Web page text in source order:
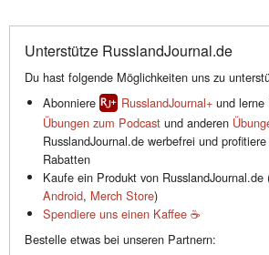
Unterstütze RusslandJournal.de
Du hast folgende Möglichkeiten uns zu
Abonniere
RusslandJournal+ und lerne
Übungen zum Podcast und anderen
RusslandJournal.de werbefrei und
Rabatten
Kaufe ein Produkt von RusslandJournal.de
Android, Merch Store)
Spendiere uns einen Kaffee ☕️
Bestelle etwas bei unseren Partnern: